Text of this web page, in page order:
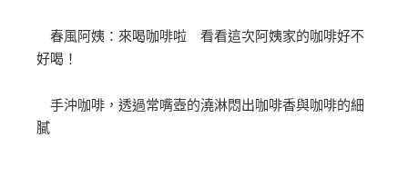
春風阿姨：來喝咖啡啦 看看這次阿姨家的咖啡好不
好喝！
手沖咖啡，透過常嘴壺的澆淋悶出咖啡香與咖啡的細
膩